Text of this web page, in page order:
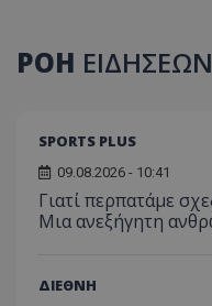
ΡΟΗ ΕΙΔΗΣΕΩΝ
SPORTS PLUS
09.08.2026 - 10:41
Γιατί περπατάμε
Μια ανεξήγητη
ΔΙΕΘΝΗ